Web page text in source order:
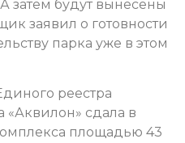
затем будут вынесены
заявил о готовности
парка уже в этом
реестра
сдала в
площадью 43